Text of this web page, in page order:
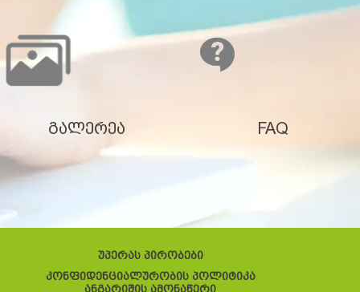
გალერეა FAQ
უპერას პირობები
კონფიდენციალურობის პოლიტიკა
ანგარიშის ამონაწერი